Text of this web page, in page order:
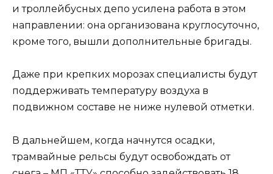
и троллейбусных депо усилена работа в этом
направлении: она организована круглосуточно,
кроме того, вышли дополнительные бригады.
Даже при крепких морозах специалисты будут
поддерживать температуру воздуха в
подвижном составе не ниже нулевой отметки.
В дальнейшем, когда начнутся осадки,
трамвайные рельсы будут освобождать от